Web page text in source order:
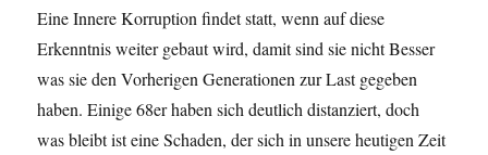
Eine Innere Korruption findet statt, wenn auf diese
Erkenntnis weiter gebaut wird, damit sind sie nicht Besser
was sie den Vorherigen Generationen zur Last gegeben
haben. Einige 68er haben sich deutlich distanziert, doch
was bleibt ist eine Schaden, der sich in unsere heutigen Zeit